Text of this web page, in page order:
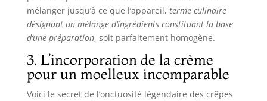
mélanger jusqu’à ce que l’appareil, terme culinaire
désignant un mélange d’ingrédients constituant la base
d’une préparation, soit parfaitement homogène.
3. L’incorporation de la crème
pour un moelleux incomparable
Voici le secret de l’onctuosité légendaire des crêpes